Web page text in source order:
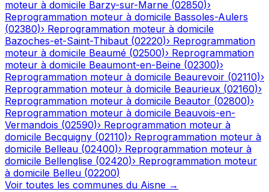
moteur à domicile Barzy-sur-Marne (02850)›
Reprogrammation moteur à domicile Bassoles-Aulers
(02380)› Reprogrammation moteur à domicile
Bazoches-et-Saint-Thibaut (02220)› Reprogrammation
moteur à domicile Beaumé (02500)› Reprogrammation
moteur à domicile Beaumont-en-Beine (02300)›
Reprogrammation moteur à domicile Beaurevoir (02110)›
Reprogrammation moteur à domicile Beaurieux (02160)›
Reprogrammation moteur à domicile Beautor (02800)›
Reprogrammation moteur à domicile Beauvois-en-
Vermandois (02590)› Reprogrammation moteur à
domicile Becquigny (02110)› Reprogrammation moteur à
domicile Belleau (02400)› Reprogrammation moteur à
domicile Bellenglise (02420)› Reprogrammation moteur
à domicile Belleu (02200)
Voir toutes les communes du Aisne →